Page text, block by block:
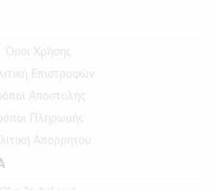
Όροι Χρήσης
Επιστροφών
Αποστολής
Πληρωμής
Απορρήτου